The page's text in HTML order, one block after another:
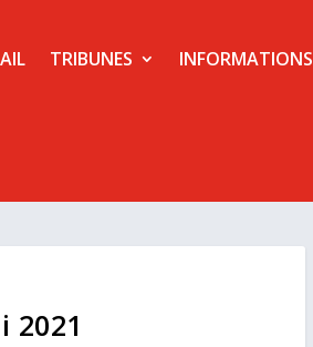
TRIBUNES INFORMATIONS
2021